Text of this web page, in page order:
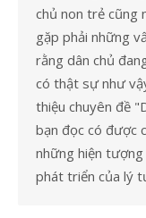
chủ non trẻ cũng
gặp phải những
rằng dân chủ
có thật sự như
thiệu chuyên đề
bạn đọc có được
những hiện
phát triển của lý